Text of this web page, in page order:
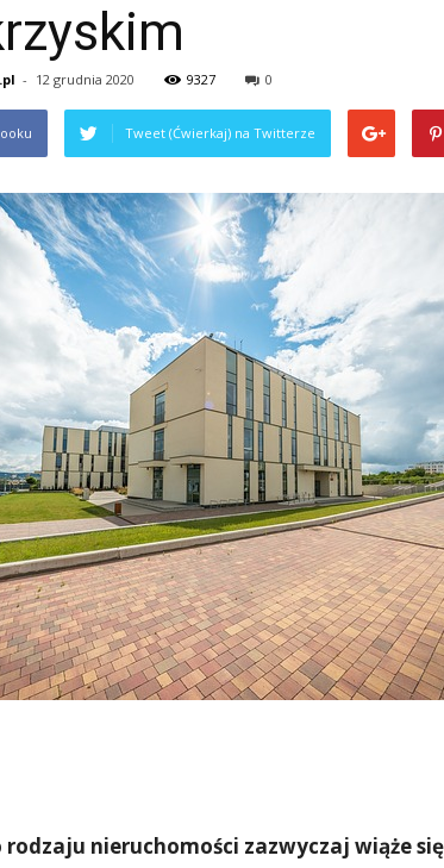
- 12 grudnia 2020 9327 0
Tweet (Ćwierkaj) na Twitterze
rodzaju nieruchomości zazwyczaj wiąże